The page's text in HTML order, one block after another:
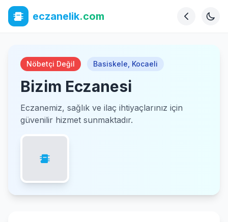
eczanelik.com
Nöbetçi Değil Basiskele Kocaeli
Bizim Eczanesi
Eczanemiz, sağlık ve ilaç ihtiyaçlarınız için
güvenilir hizmet sunmaktadır.